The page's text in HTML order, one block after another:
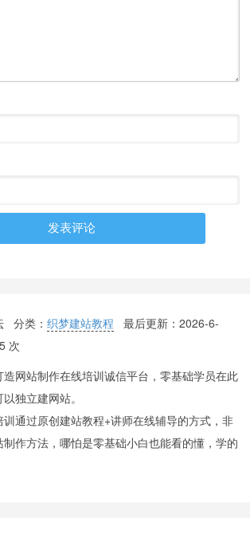
分类：织梦建站教程 最后更新：2026-6-
次
网站制作在线培训诚信平台，零基础学员在此
以独立建网站。
通过原创建站教程+讲师在线辅导的方式，非
作方法，哪怕是零基础小白也能看的懂，学的